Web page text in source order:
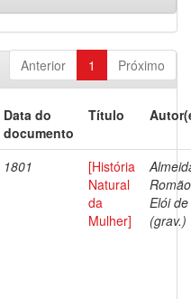
Anterior 1 Próximo
Data do
documento
Título
1801
[História
Natural
da
Mulher]
Romão
Elói de
(grav.)